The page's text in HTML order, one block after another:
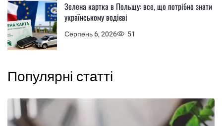
Серпень 6, 2026 51
Зелена картка в Польщу: все, що потрібно знати
українському водієві
Популярні статті